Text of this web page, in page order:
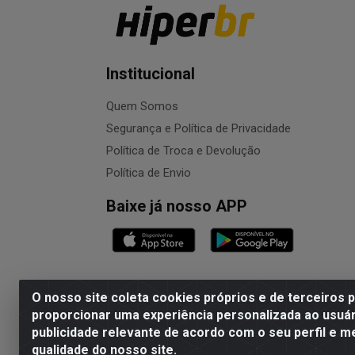
O nosso site coleta cookies próprios e de terceiros
proporcionar uma experiência personalizada ao
publicidade relevante de acordo com o seu perfil e
qualidade do nosso site.
Institucional
Quem Somos
Segurança e Política de Privacidade
Política de Troca e Devolução
Política de Envio
Baixe já nosso APP
NALESSO DISTRIBUIDORA DE AUTO